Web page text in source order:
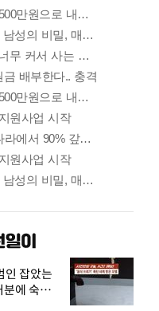
인 잡았는
에 숙박업